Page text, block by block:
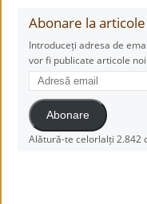
Abonare la
Introduceți adresa de
vor fi publicate articole
Adresă
email
Abonare
Alătură-te celorlalți 2.842